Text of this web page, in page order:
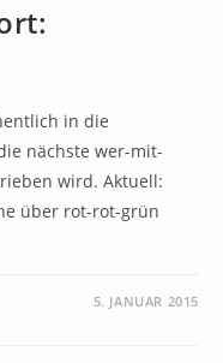
in die
nächste wer-mit-
wird. Aktuell:
über rot-rot-grün
5. JANUAR 2015